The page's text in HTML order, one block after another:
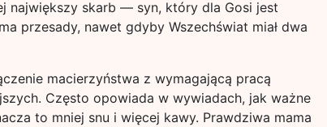
największy skarb — syn, który dla Gosi jest
przesady, nawet gdyby Wszechświat miał dwa
macierzyństwa z wymagającą pracą
Często opowiada w wywiadach, jak ważne
to mniej snu i więcej kawy. Prawdziwa mama